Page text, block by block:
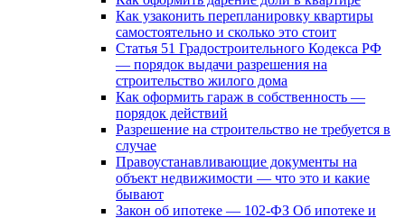
Как узаконить перепланировку квартиры
самостоятельно и сколько это стоит
Статья 51 Градостроительного Кодекса РФ
— порядок выдачи разрешения на
строительство жилого дома
Как оформить гараж в собственность —
порядок действий
Разрешение на строительство не требуется в
случае
Правоустанавливающие документы на
объект недвижимости — что это и какие
бывают
Закон об ипотеке — 102-ФЗ Об ипотеке и